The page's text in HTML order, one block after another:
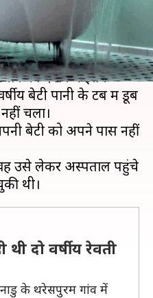
के गड्ढे में फंसे दो वर्षीय
को देखने में इतने
बेटी पानी के टब में डूब
चला।
बेटी को अपने पास नहीं
उसे लेकर अस्पताल पहुंचे
दो वर्षीय रेवती
के थरेसपुरम गांव में